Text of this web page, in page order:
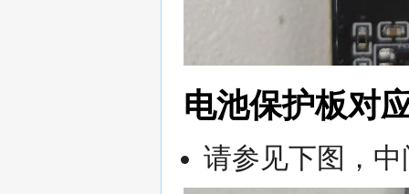
电池保护板对
请参见下图，